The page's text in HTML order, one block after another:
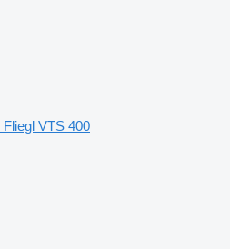
Fliegl VTS 400